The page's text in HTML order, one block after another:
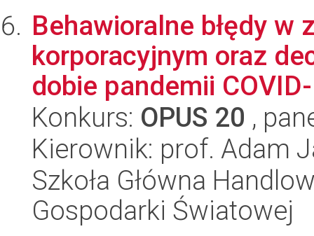
Behawioralne błędy w
korporacyjnym oraz
dobie pandemii
Konkurs: OPUS 20 ,
Kierownik: prof. Adam
Szkoła Główna
Gospodarki Światowej